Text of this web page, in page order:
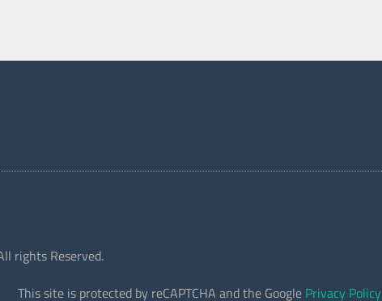
rights Reserved.
This site is protected by reCAPTCHA and the Google Privacy Policy